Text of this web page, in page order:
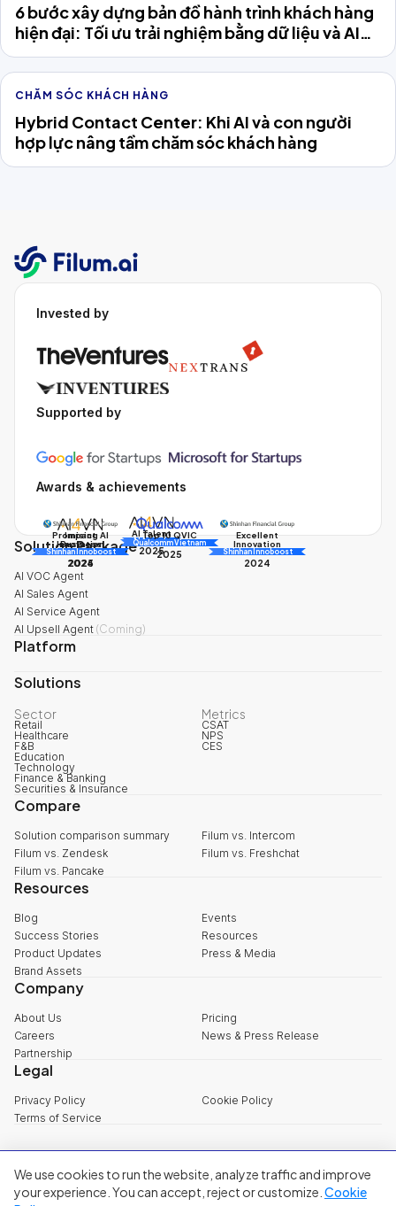
6 bước xây dựng bản đồ hành trình khách hàng
hiện đại: Tối ưu trải nghiệm bằng dữ liệu và AI
Agent
CHĂM SÓC KHÁCH HÀNG
Hybrid Contact Center: Khi AI và con người
hợp lực nâng tầm chăm sóc khách hàng
Invested by
Supported by
Awards & achievements
Promising AI
Business
AI Awards
2025
AI Talent
AI Awards
2025
Excellent
Innovation
Shinhan Innoboost
2024
Impact
Innovation
Shinhan Innoboost
2024
Top 10 QVIC
Qualcomm Vietnam
2025
Solution Package
AI VOC Agent
AI Sales Agent
AI Service Agent
AI Upsell Agent (Coming)
Platform
Solutions
Sector
Retail
Healthcare
F&B
Education
Technology
Finance & Banking
Securities & Insurance
Metrics
CSAT
NPS
CES
Compare
Solution comparison summary
Filum vs. Intercom
Filum vs. Zendesk
Filum vs. Freshchat
Filum vs. Pancake
Resources
Blog
Events
Success Stories
Resources
Product Updates
Press & Media
Brand Assets
Company
About Us
Pricing
Careers
News & Press Release
Partnership
Legal
Privacy Policy
Cookie Policy
Terms of Service
explore@filum.ai
We use cookies to run the website, analyze traffic and improve
your experience. You can accept, reject or customize. Cookie